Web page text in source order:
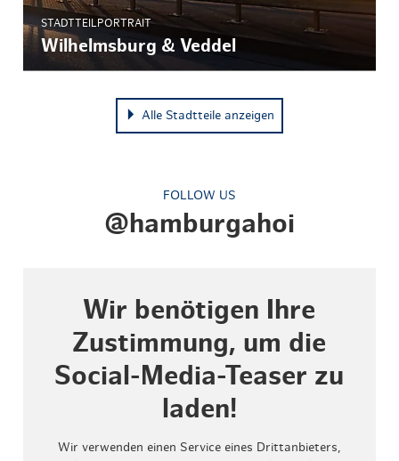
STADTTEILPORTRAIT
Wilhelmsburg & Veddel
Alle Stadtteile anzeigen
FOLLOW US
@hamburgahoi
Wir benötigen Ihre
Zustimmung, um die
Social-Media-Teaser zu
laden!
Wir verwenden einen Service eines Drittanbieters,